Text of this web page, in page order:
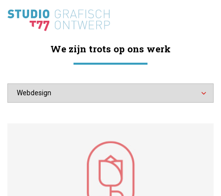
We zijn trots op ons werk